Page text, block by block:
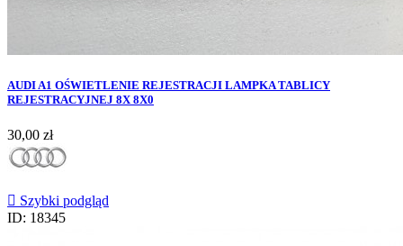
AUDI A1 OŚWIETLENIE REJESTRACJI LAMPKA TABLICY
REJESTRACYJNEJ 8X 8X0
Cena
30,00 zł
 Szybki podgląd
ID: 18345